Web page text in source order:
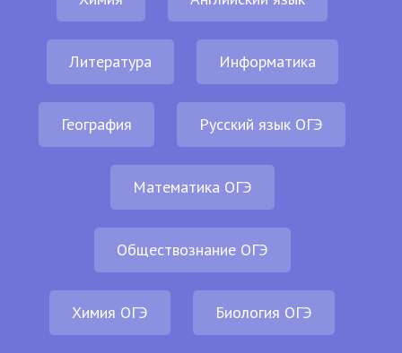
Литература Информатика
География Русский язык ОГЭ
Математика ОГЭ
Обществознание ОГЭ
Химия ОГЭ Биология ОГЭ